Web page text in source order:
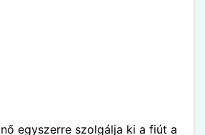
egyszerre szolgálja ki a fiút a